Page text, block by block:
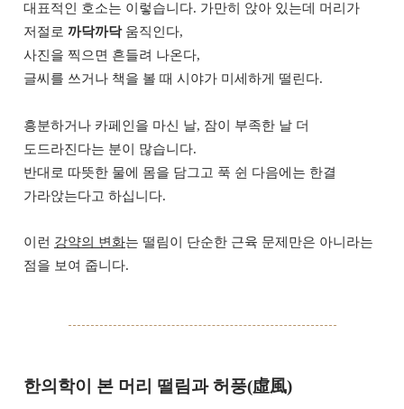
대표적인 호소는 이렇습니다. 가만히 앉아 있는데 머리가
저절로 까닥까닥움직인다,
사진을 찍으면 흔들려 나온다,
글씨를 쓰거나 책을 볼 때 시야가 미세하게 떨린다.
흥분하거나 카페인을 마신 날, 잠이 부족한 날 더
도드라진다는 분이 많습니다.
반대로 따뜻한 물에 몸을 담그고 푹 쉰 다음에는 한결
가라앉는다고 하십니다.
이런 강약의 변화는 떨림이 단순한 근육 문제만은 아니라는
점을 보여 줍니다.
한의학이 본 머리 떨림과 허풍(虛風)